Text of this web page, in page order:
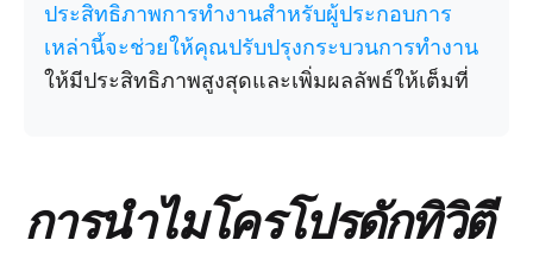
ประสิทธิภาพการทำงานสำหรับผู้ประกอบการ
เหล่านี้จะช่วยให้คุณปรับปรุงกระบวนการทำงาน
ให้มีประสิทธิภาพสูงสุดและเพิ่มผลลัพธ์ให้เต็มที่
การนำไมโครโปรดักทิวิตี